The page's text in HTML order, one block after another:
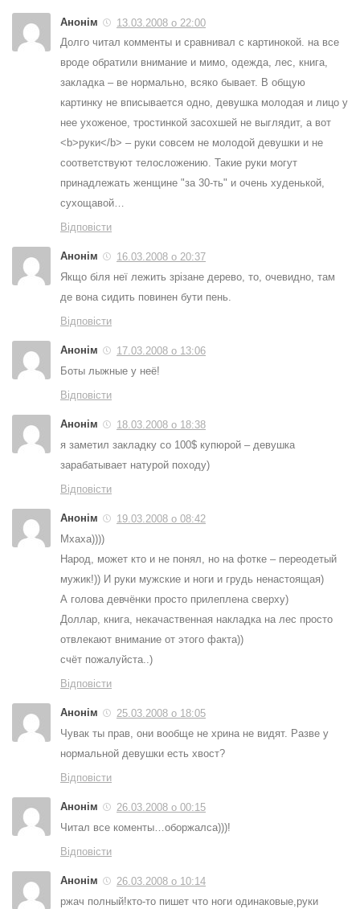
Анонім
13.03.2008 о 22:00
Долго читал комменты и сравнивал с картинокой. на все
вроде обратили внимание и мимо, одежда, лес, книга,
закладка – ве нормально, всяко бывает. В общую
картинку не вписывается одно, девушка молодая и лицо у
нее ухоженое, тростинкой засохшей не выглядит, а вот
<b>руки</b> – руки совсем не молодой девушки и не
соответствуют телосложению. Такие руки могут
принадлежать женщине "за 30-ть" и очень худенькой,
сухощавой…
Відповісти
Анонім
16.03.2008 о 20:37
Якщо біля неї лежить зрізане дерево, то, очевидно, там
де вона сидить повинен бути пень.
Відповісти
Анонім
17.03.2008 о 13:06
Боты лыжные у неё!
Відповісти
Анонім
18.03.2008 о 18:38
я заметил закладку со 100$ купюрой – девушка
зарабатывает натурой походу)
Відповісти
Анонім
19.03.2008 о 08:42
Мхаха))))
Народ, может кто и не понял, но на фотке – переодетый
мужик!)) И руки мужские и ноги и грудь ненастоящая)
А голова девчёнки просто прилеплена сверху)
Доллар, книга, некачаственная накладка на лес просто
отвлекают внимание от этого факта))
счёт пожалуйста..)
Відповісти
Анонім
25.03.2008 о 18:05
Чувак ты прав, они вообще не хрина не видят. Разве у
нормальной девушки есть хвост?
Відповісти
Анонім
26.03.2008 о 00:15
Читал все коменты…оборжалса)))!
Відповісти
Анонім
26.03.2008 о 10:14
ржач полный!кто-то пишет что ноги одинаковые,руки